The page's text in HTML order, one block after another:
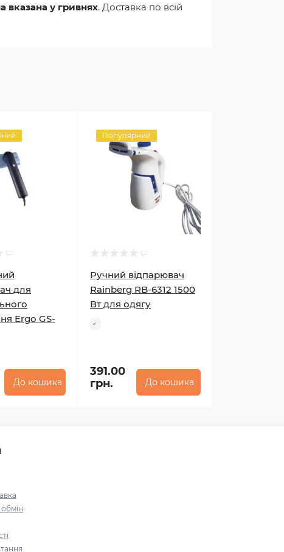
вказана у гривнях. Доставка по всій
для
Ergo GS-
До кошика
Популярний
Ручний відпарювач
Rainberg RB-6312 1500
Вт для одягу
391.00
грн.
До кошика